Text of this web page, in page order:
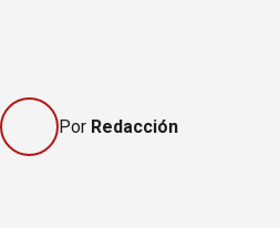
Por Redacción